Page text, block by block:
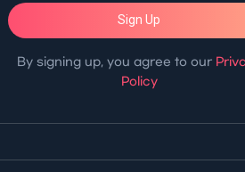
Sign Up
By signing up, you agree to our
Policy